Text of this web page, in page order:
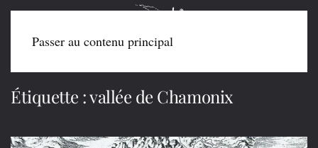
Passer au contenu principal
Étiquette :vallée de Chamonix